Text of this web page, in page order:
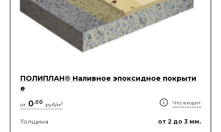
ПОЛИПЛАН® Наливное эпоксидное покрыти
е
от 0.00 руб/м2 Что входит
Толщина от 2 до 3 мм.